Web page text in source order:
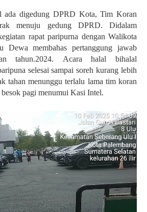
ada digedung DPRD Kota, Tim Koran
menuju gedung DPRD. Didalam
rapat paripurna dengan Walikota
Dewa membahas pertanggung jawab
tahun.2024. Acara halal bihalal
selesai sampai soreh kurang lebih
tahan menunggu terlalu lama tim koran
pagi menumui Kasi Intel.